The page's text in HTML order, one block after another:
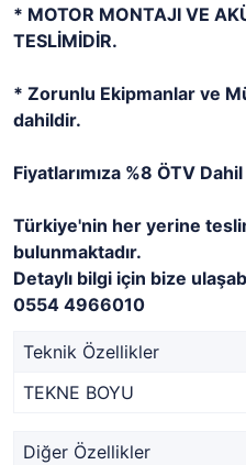
* MOTOR MONTAJI VE
TESLİMİDİR.
* Zorunlu Ekipmanlar ve
dahildir.
Fiyatlarımıza %8 ÖTV
Türkiye'nin her yerine
bulunmaktadır.
Detaylı bilgi için bize
0554 4966010
Teknik Özellikler
TEKNE BOYU
Diğer Özellikler